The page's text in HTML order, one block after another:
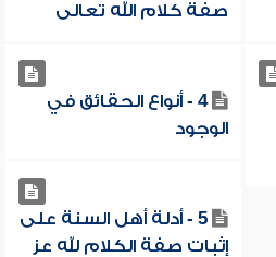
صفة كلام الله تعالى
4 - أنواع الحقائق في
الوجود
5 - أدلة أهل السنة على
إثبات صفة الكلام لله عز